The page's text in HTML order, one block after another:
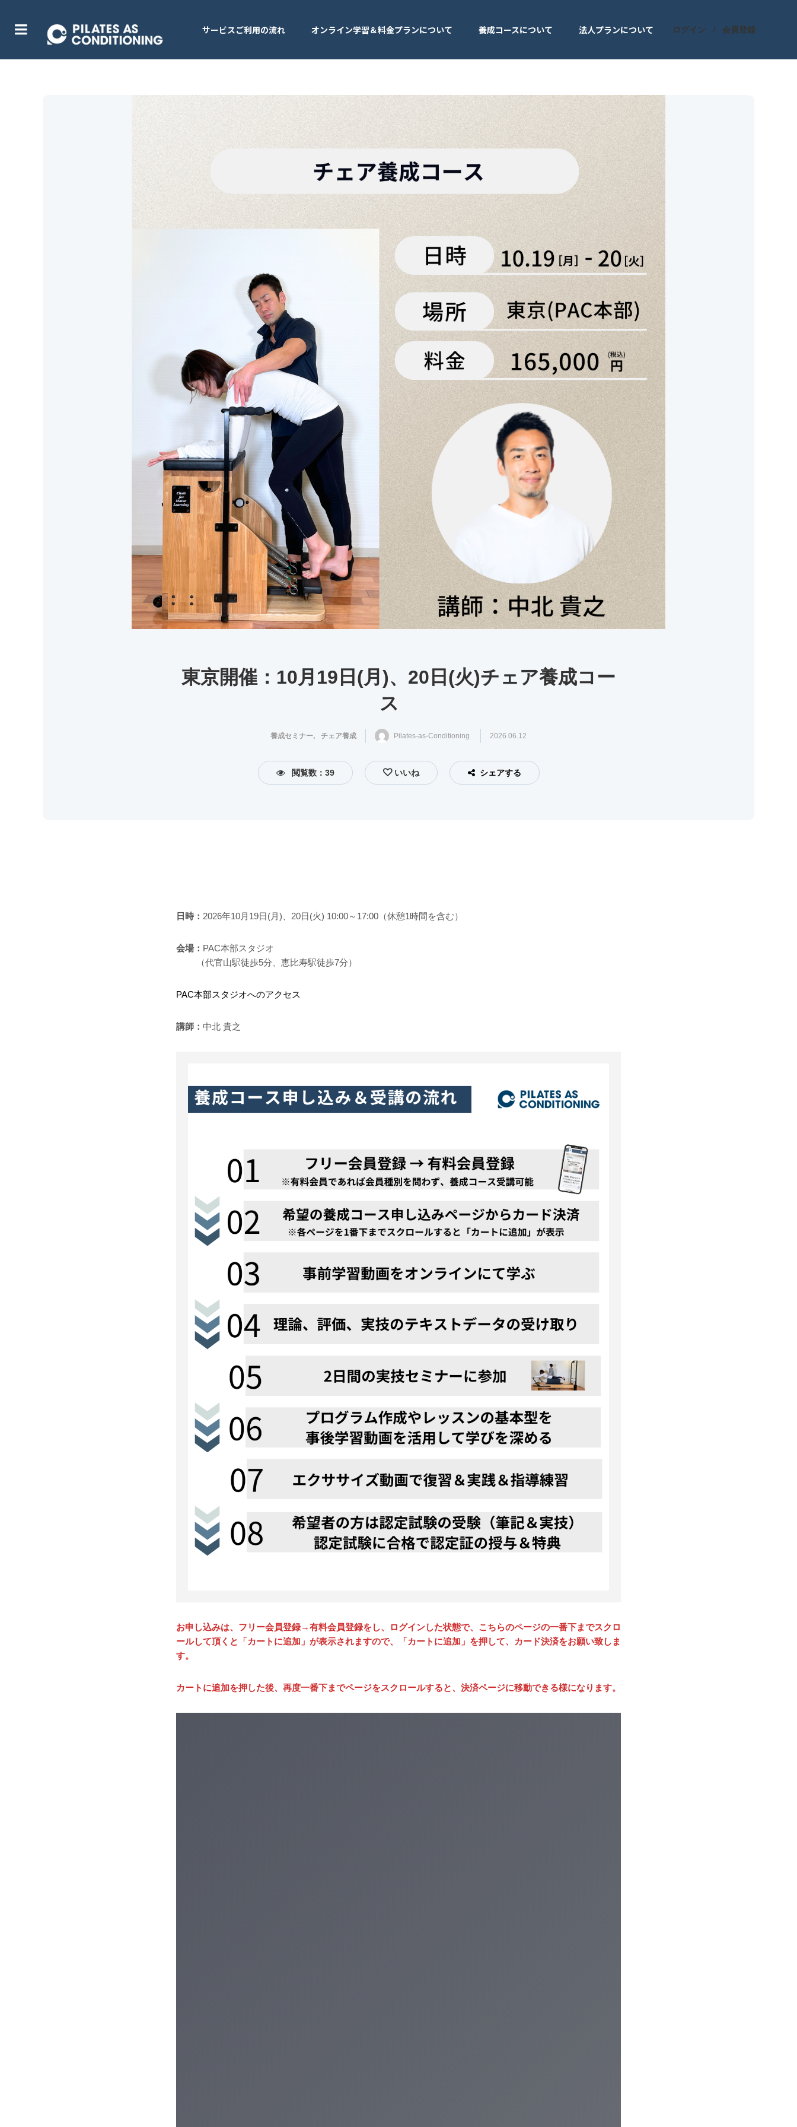
サービスご利用の流れ オンライン学習＆料金プランについて 養成コースについて 法人プランについて ログイン 会員登録
東京開催：10月19日(月)、20日(火)チェア養成コー
ス
養成セミナー, チェア養成 Pilates-as-Conditioning 2026.06.12
閲覧数：39 いいね シェアする
日時： 2026年10月19日(月)、20日(火) 10:00～17:00（休憩1時間を含む）
会場： PAC本部スタジオ
（代官山駅徒歩5分、恵比寿駅徒歩7分）
PAC本部スタジオへのアクセス
講師： 中北 貴之
お申し込みは、フリー会員登録→有料会員登録をし、ログインした状態で、こちらのページの一番下までスクロ
ールして頂くと「カートに追加」が表示されますので、「カートに追加」を押して、カード決済をお願い致しま
す。
カートに追加を押した後、再度一番下までページをスクロールすると、決済ページに移動できる様になります。